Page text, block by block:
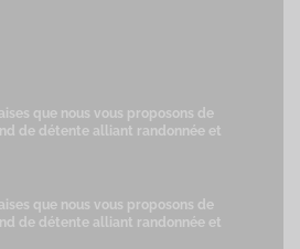
que nous vous proposons de
de détente alliant randonnée et
que nous vous proposons de
de détente alliant randonnée et